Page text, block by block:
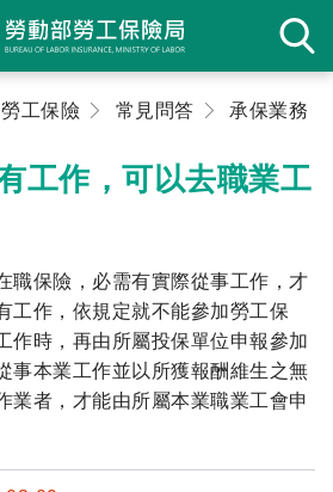
勞工保險 常見問答 承保業務
工作，可以去職業工
職保險，必需有實際從事工作，才
工作，依規定就不能參加勞工保
作時，再由所屬投保單位申報參加
事本業工作並以所獲報酬維生之無
業者，才能由所屬本業職業工會申